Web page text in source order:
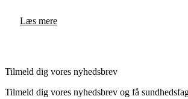
Læs mere
Tilmeld dig vores nyhedsbrev
Tilmeld dig vores nyhedsbrev og få